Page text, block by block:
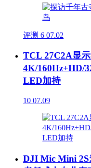
评测 6 07.02
TCL 27C2A显示
4K/160Hz+HD/
LED加持
10 07.09
DJI Mic Mini 2S